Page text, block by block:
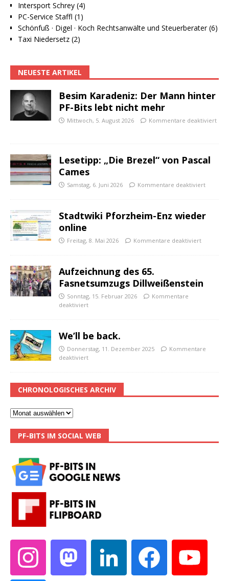
Intersport Schrey (4)
PC-Service Staffl (1)
Schönfuß · Digel · Koch Rechtsanwälte und Steuerberater (6)
Taxi Niedersetz (2)
NEUESTE ARTIKEL
Besim Karadeniz: Der Mann hinter
PF-Bits lebt nicht mehr
Mittwoch, 5. August 2026 Kommentare deaktiviert
Lesetipp: „Die Brezel“ von Pascal
Cames
Samstag, 6. Juni 2026 Kommentare deaktiviert
Stadtwiki Pforzheim-Enz wieder
online
Freitag, 8. Mai 2026 Kommentare deaktiviert
Aufzeichnung des 65.
Fasnetsumzugs Dillweißenstein
Sonntag, 15. Februar 2026
Kommentare
deaktiviert
We’ll be back.
Donnerstag, 11. Dezember 2025
Kommentare
deaktiviert
CHRONOLOGISCHES ARCHIV
PF-BITS IM SOCIAL WEB